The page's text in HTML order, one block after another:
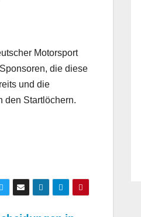
Motorsport
die diese
und die
den Startlöchern.